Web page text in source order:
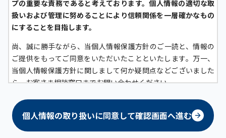
プの重要な責務であると考えております。個人情報の適切な取
扱いおよび管理に努めることにより信頼関係を一層確かなもの
にすることを目指します。
尚、誠に勝手ながら、当個人情報保護方針のご一読と、情報の
ご提供をもってご同意をいただいたことといたします。万一、
当個人情報保護方針に関しまして何か疑問点などございました
ら、お客さま相談窓口までお問い合わせください。
京進グループにおける個人情報の定義について
京進グループにおいては、生存する「顧客（グループ各社が提
個人情報の取り扱いに同意して確認画面へ進む